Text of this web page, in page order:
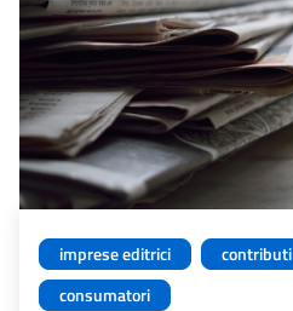
imprese editrici
contributi
consumatori